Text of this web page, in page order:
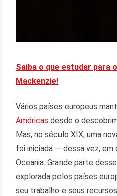
Saiba o que estudar para
Mackenzie!
Vários países europeus
Américas desde o
Mas, no século XIX, uma
foi iniciada — dessa vez, em
Oceania. Grande parte
explorada pelos países
seu trabalho e seus